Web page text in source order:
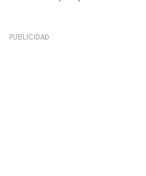
PUBLICIDAD